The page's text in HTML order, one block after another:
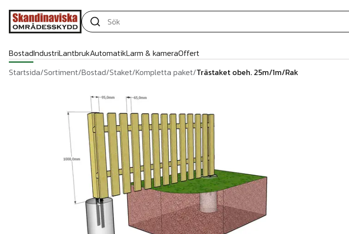
BostadIndustriLantbrukAutomatikLarm & kameraOffert
Startsida/Sortiment/Bostad/Staket/Kompletta paket/Trästaket obeh. 25m/1m/Rak